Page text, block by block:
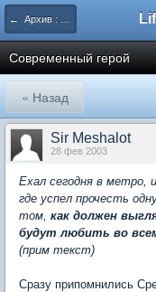
← Архив : Кольцо Времени
Современный герой
« Назад
Sir Meshalot
28 фев 2003
Ехал сегодня в метро,
где успел прочесть
том, как должен
будут любить во
(прим текст)
Сразу припомнились